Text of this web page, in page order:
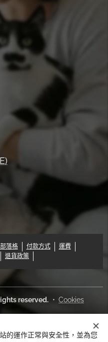
落格 付款方式
運費
退貨政策
reserved. Cookies
的運作正常與安全性，並為您